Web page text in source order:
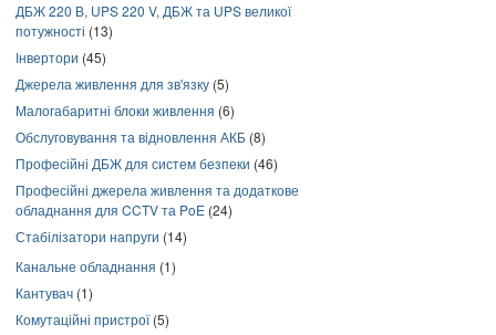
ДБЖ 220 В, UPS 220 V, ДБЖ та UPS великої
потужності (13)
Інвертори (45)
Джерела живлення для зв'язку (5)
Малогабаритні блоки живлення (6)
Обслуговування та відновлення АКБ (8)
Професійні ДБЖ для систем безпеки (46)
Професійні джерела живлення та додаткове
обладнання для CCTV та PoE (24)
Стабілізатори напруги (14)
Канальне обладнання (1)
Кантувач (1)
Комутаційні пристрої(5)